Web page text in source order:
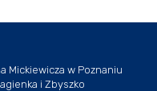
Mickiewicza w Poznaniu
i Zbyszko